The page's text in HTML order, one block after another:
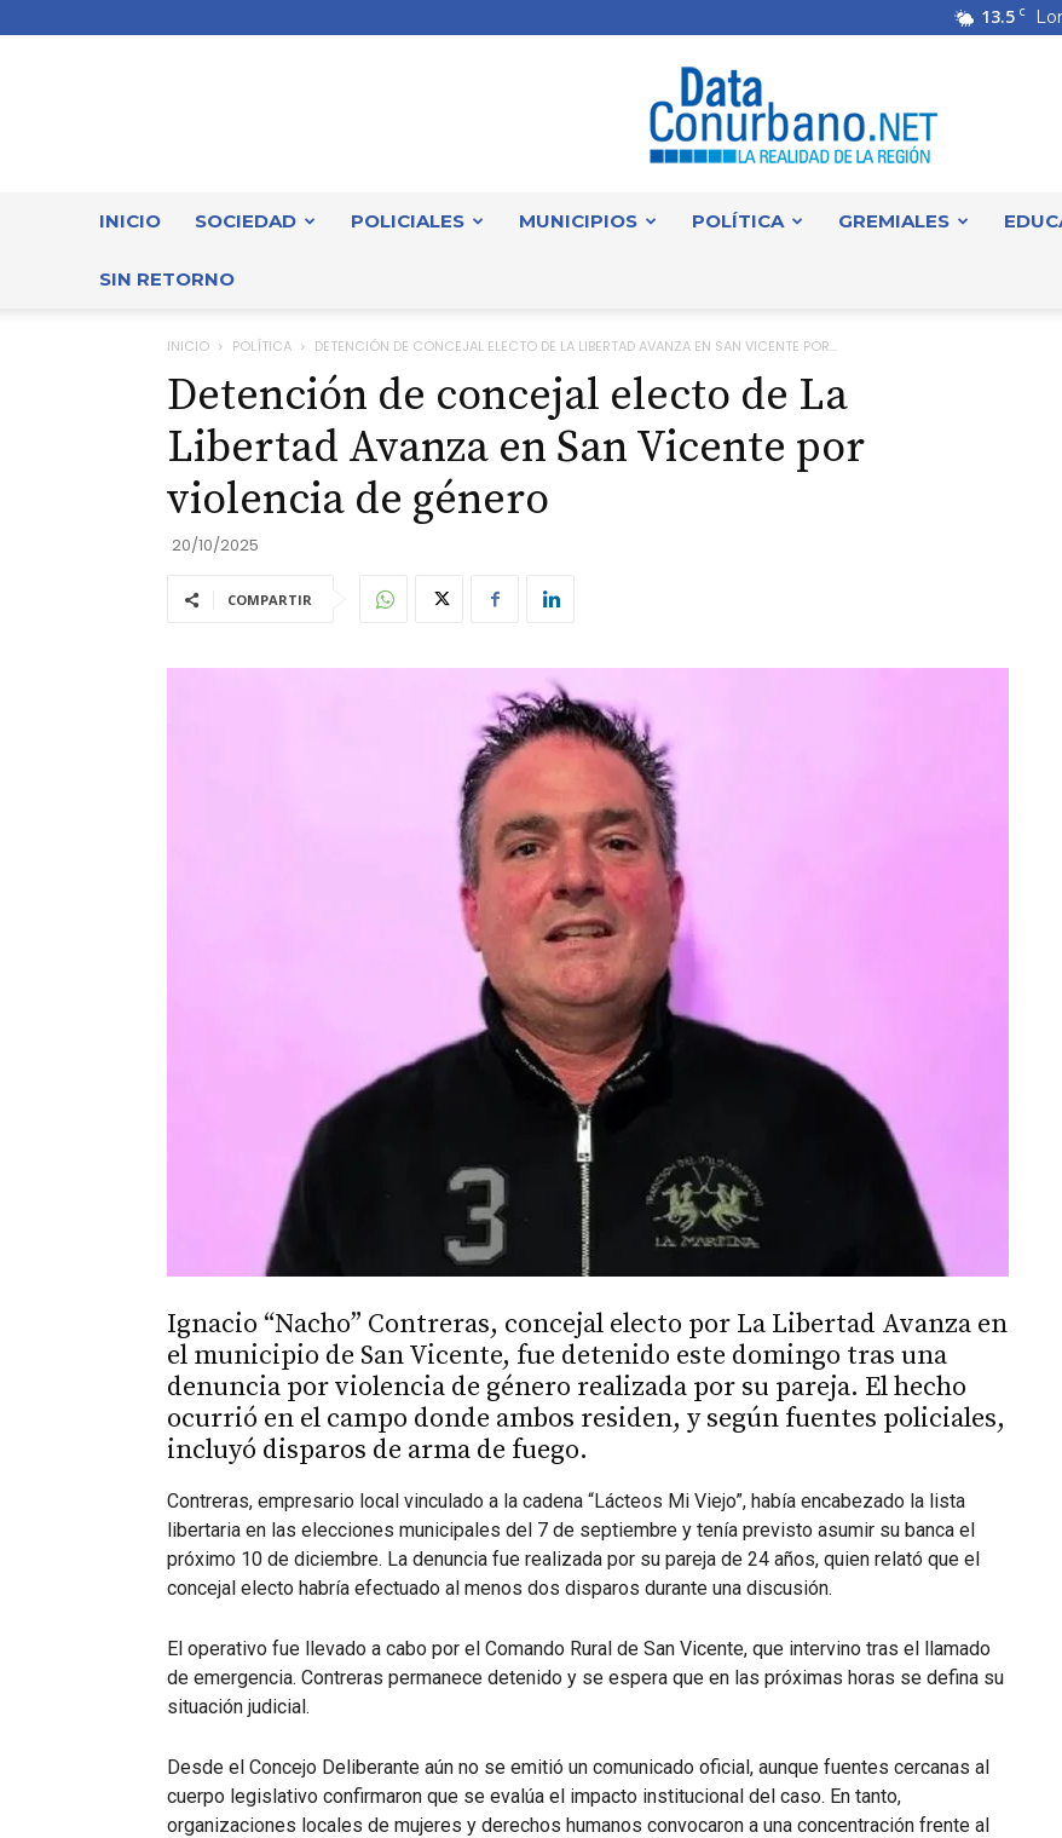
13.5 C
INICIO SOCIEDAD POLICIALES MUNICIPIOS POLÍTICA GREMIALES
SIN RETORNO
INICIO POLÍTICA DETENCIÓN DE CONCEJAL ELECTO DE LA LIBERTAD AVANZA EN SAN VICENTE POR...
Detención de concejal electo de La
Libertad Avanza en San Vicente por
violencia de género
20/10/2025
COMPARTIR
Ignacio “Nacho” Contreras, concejal electo por La Libertad Avanza en
el municipio de San Vicente, fue detenido este domingo tras una
denuncia por violencia de género realizada por su pareja. El hecho
ocurrió en el campo donde ambos residen, y según fuentes policiales,
incluyó disparos de arma de fuego.
Contreras, empresario local vinculado a la cadena “Lácteos Mi Viejo”, había encabezado la lista
libertaria en las elecciones municipales del 7 de septiembre y tenía previsto asumir su banca el
próximo 10 de diciembre. La denuncia fue realizada por su pareja de 24 años, quien relató que el
concejal electo habría efectuado al menos dos disparos durante una discusión.
El operativo fue llevado a cabo por el Comando Rural de San Vicente, que intervino tras el llamado
de emergencia. Contreras permanece detenido y se espera que en las próximas horas se defina su
situación judicial.
Desde el Concejo Deliberante aún no se emitió un comunicado oficial, aunque fuentes cercanas al
cuerpo legislativo confirmaron que se evalúa el impacto institucional del caso. En tanto,
organizaciones locales de mujeres y derechos humanos convocaron a una concentración frente al